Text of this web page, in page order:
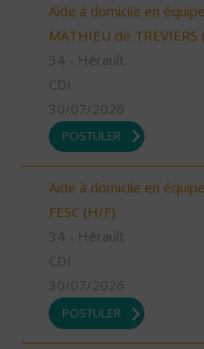
Aide à domicile en
MATHIEU de TREVIERS
34 - Hérault
CDI
30/07/2026
POSTULER
Aide à domicile en
FESC (H/F)
34 - Hérault
CDI
30/07/2026
POSTULER